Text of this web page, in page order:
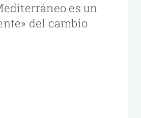
es un
del cambio